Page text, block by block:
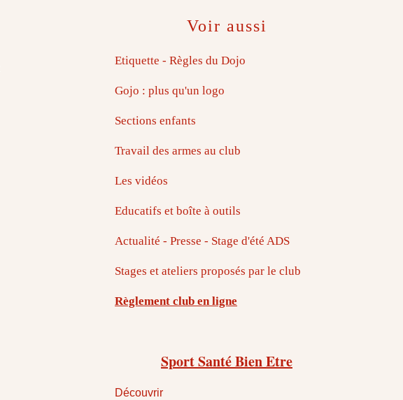
Voir aussi
Etiquette - Règles du Dojo
Gojo : plus qu'un logo
Sections enfants
Travail des armes au club
Les vidéos
Educatifs et boîte à outils
Actualité - Presse - Stage d'été ADS
Stages et ateliers proposés par le club
Règlement club en ligne
Sport Santé Bien Etre
Découvrir